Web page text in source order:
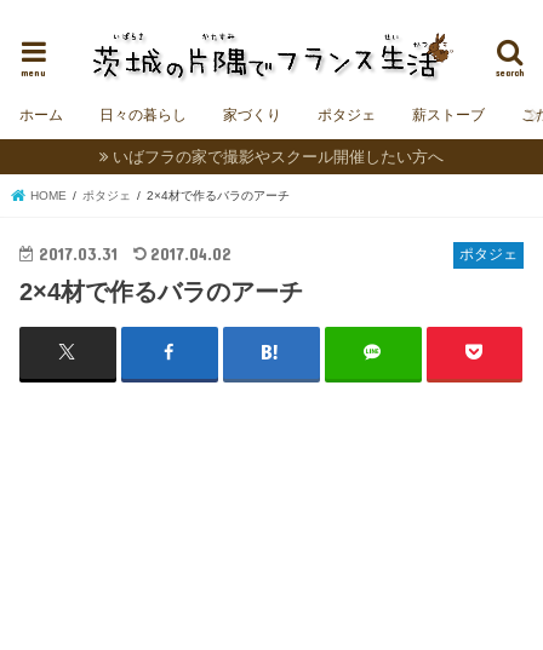
search
menu
ホーム 日々の暮らし 家づくり ポタジェ 薪ストーブ こ
いばフラの家で撮影やスクール開催したい方へ
HOME ポタジェ 2×4材で作るバラのアーチ
ポタジェ
2017.03.31 2017.04.02
2×4材で作るバラのアーチ